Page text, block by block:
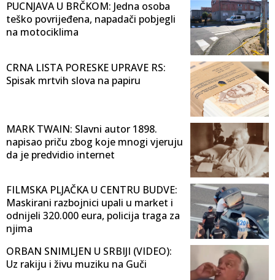
PUCNJAVA U BRČKOM: Jedna osoba
teško povrijeđena, napadači pobjegli
na motociklima
CRNA LISTA PORESKE UPRAVE RS:
Spisak mrtvih slova na papiru
MARK TWAIN: Slavni autor 1898.
napisao priču zbog koje mnogi vjeruju
da je predvidio internet
FILMSKA PLJAČKA U CENTRU BUDVE:
Maskirani razbojnici upali u market i
odnijeli 320.000 eura, policija traga za
njima
ORBAN SNIMLJEN U SRBIJI (VIDEO):
Uz rakiju i živu muziku na Guči